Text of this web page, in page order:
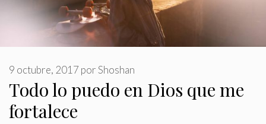
Todo lo puedo en Dios que me
fortalece
9 octubre, 2017 porShoshan